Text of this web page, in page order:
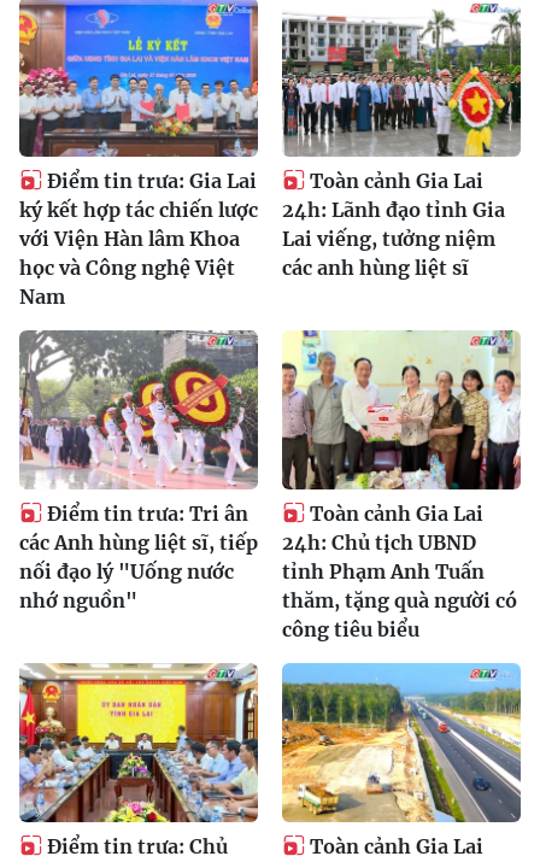
Điểm tin trưa: Gia Lai
ký kết hợp tác chiến lược
với Viện Hàn lâm Khoa
học và Công nghệ Việt
Nam
Toàn cảnh Gia Lai
24h: Lãnh đạo tỉnh Gia
Lai viếng, tưởng niệm
các anh hùng liệt sĩ
Điểm tin trưa: Tri ân
các Anh hùng liệt sĩ, tiếp
nối đạo lý "Uống nước
nhớ nguồn"
Toàn cảnh Gia Lai
24h: Chủ tịch UBND
tỉnh Phạm Anh Tuấn
thăm, tặng quà người có
công tiêu biểu
Điểm tin trưa: Chủ
Toàn cảnh Gia Lai